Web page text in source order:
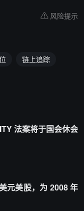
风险提示
链上追踪
法案将于国会休会
元美股，为 2008 年